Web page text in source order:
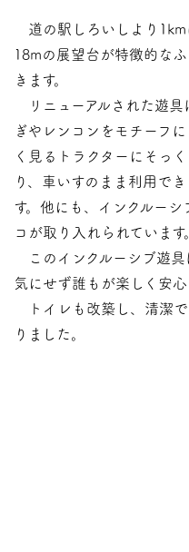
道の駅しろいしより1km
18mの展望台が特徴的な
きます。
リニューアルされた遊具
ぎやレンコンをモチーフ
く見るトラクターにそっ
り、
車いすのまま利用で
す。他にも、インクルー
コが取り入れられています
このインクルーシブ遊具
気にせず誰もが楽しく安心
トイレも改築し、清潔
りました。